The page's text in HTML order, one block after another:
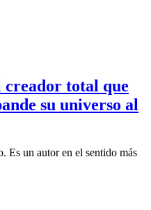
total que
su universo al
Es un autor en el sentido más